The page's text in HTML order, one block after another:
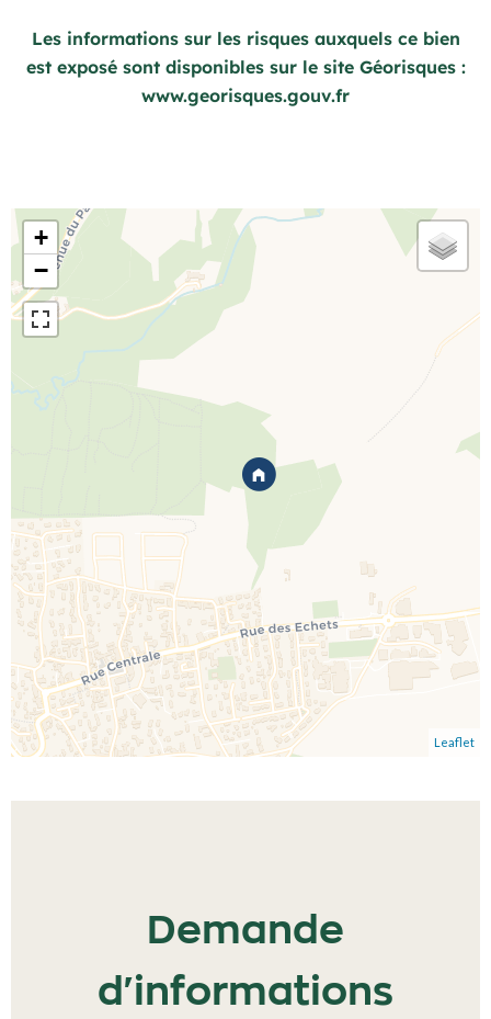
Les informations sur les risques auxquels ce bien
est exposé sont disponibles sur le site Géorisques :
www.georisques.gouv.fr
+
−
Leaflet
Demande
d'informations